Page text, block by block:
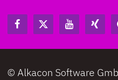
© Alkacon Software